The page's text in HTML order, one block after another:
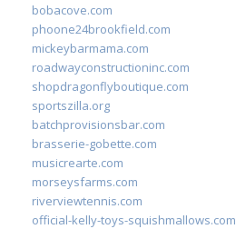
bobacove.com
phoone24brookfield.com
mickeybarmama.com
roadwayconstructioninc.com
shopdragonflyboutique.com
sportszilla.org
batchprovisionsbar.com
brasserie-gobette.com
musicrearte.com
morseysfarms.com
riverviewtennis.com
official-kelly-toys-squishmallows.com